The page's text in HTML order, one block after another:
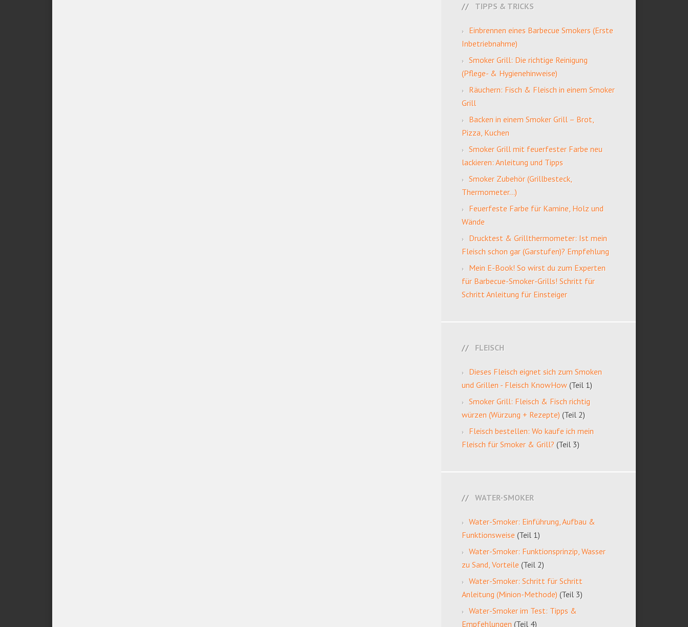
TIPPS & TRICKS
Einbrennen eines Barbecue Smokers (Erste
Inbetriebnahme)
Smoker Grill: Die richtige Reinigung
(Pflege- & Hygienehinweise)
Räuchern: Fisch & Fleisch in einem Smoker
Grill
Backen in einem Smoker Grill – Brot,
Pizza, Kuchen
Smoker Grill mit feuerfester Farbe neu
lackieren: Anleitung und Tipps
Smoker Zubehör (Grillbesteck,
Thermometer…)
Feuerfeste Farbe für Kamine, Holz und
Wände
Drucktest & Grillthermometer: Ist mein
Fleisch schon gar (Garstufen)? Empfehlung
Mein E-Book! So wirst du zum Experten
für Barbecue-Smoker-Grills! Schritt für
Schritt Anleitung für Einsteiger
FLEISCH
Dieses Fleisch eignet sich zum Smoken
und Grillen - Fleisch KnowHow (Teil 1)
Smoker Grill: Fleisch & Fisch richtig
würzen (Würzung + Rezepte) (Teil 2)
Fleisch bestellen: Wo kaufe ich mein
Fleisch für Smoker & Grill? (Teil 3)
WATER-SMOKER
Water-Smoker: Einführung, Aufbau &
Funktionsweise (Teil 1)
Water-Smoker: Funktionsprinzip, Wasser
zu Sand, Vorteile (Teil 2)
Water-Smoker: Schritt für Schritt
Anleitung (Minion-Methode) (Teil 3)
Water-Smoker im Test: Tipps &
Empfehlungen (Teil 4)